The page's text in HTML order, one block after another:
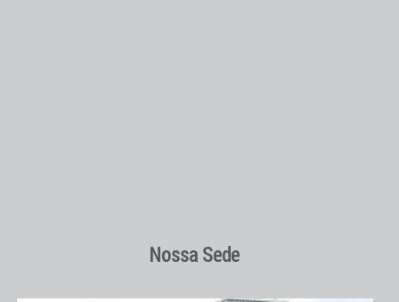
Nossa Sede